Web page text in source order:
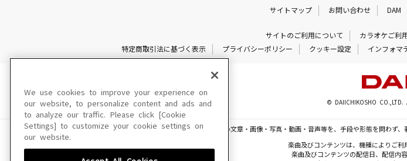
サイトマップ お問い合わせ DAM
サイトのご利用について カラオケご利
特定商取引法に基づく表示
プライバシーポリシー クッキー設定 インフォマ
© DAIICHIKOSHO CO.,LTD.
このサイトに掲載されている一切の文章・画像・写真・動画・音声等を、手段や形態を問わず
楽曲及びコンテンツは、機種によりご利
楽曲及びコンテンツの配信日、配信内
We use cookies to improve your experience on
our website, to personalize content and ads and
to analyze our traffic. Please click [Cookie
Settings] to customize your cookie settings on
our website.